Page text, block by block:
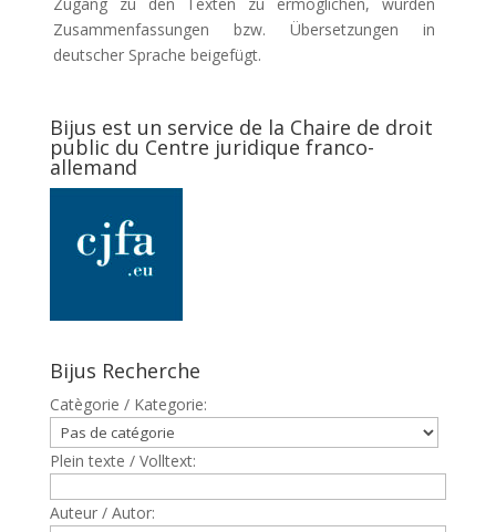
Zusammenfassungen bzw. Übersetzungen in
deutscher Sprache beigefügt.
Bijus est un service de la Chaire de droit
public du Centre juridique franco-
allemand
Bijus Recherche
Catègorie / Kategorie:
Plein texte / Volltext:
Auteur / Autor: